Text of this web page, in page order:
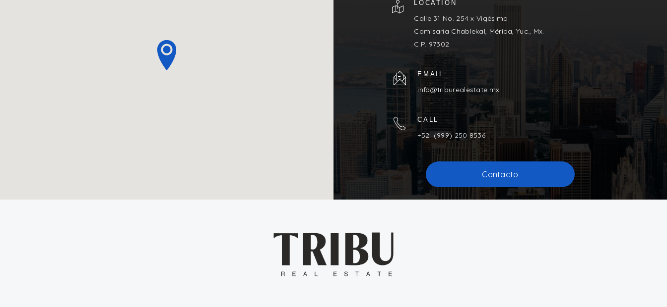
LOCATION
Calle 31 No. 254 x Vigésima
Comisaría Chablekal, Mérida, Yuc., Mx.
C.P. 97302
EMAIL
info@triburealestate.mx
CALL
+52 (999) 250 8536
Contacto